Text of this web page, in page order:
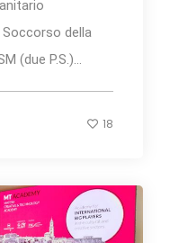
della
(due P.S.)...
18